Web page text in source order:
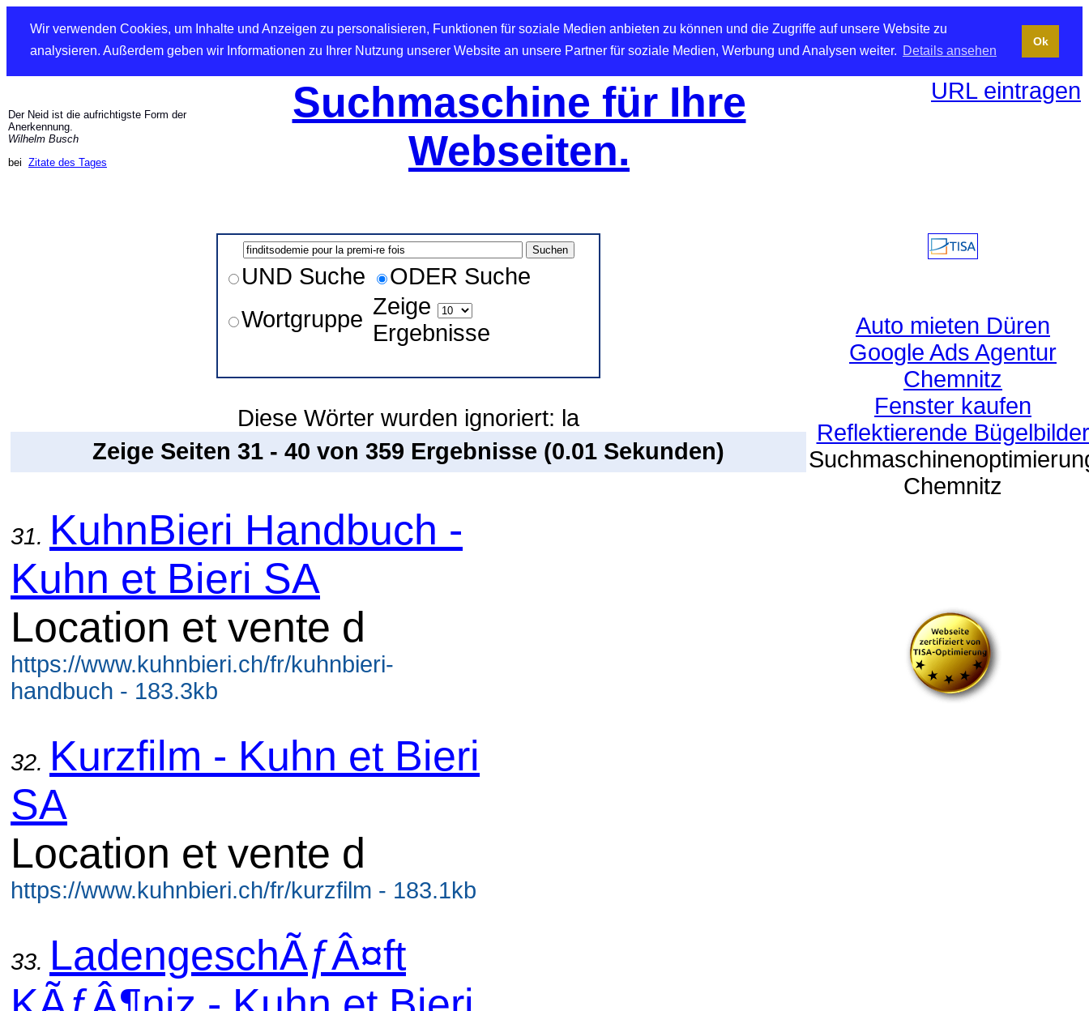
Wir verwenden Cookies, um Inhalte und Anzeigen zu personalisieren, Funktionen für soziale Medien anbieten zu können und die Zugriffe auf unsere Website zu
analysieren. Außerdem geben wir Informationen zu Ihrer Nutzung unserer Website an unsere Partner für soziale Medien, Werbung und Analysen weiter. Details ansehen
Ok
Der Neid ist die aufrichtigste Form der
Anerkennung.
Wilhelm Busch
bei Zitate des Tages
Suchmaschine für Ihre
Webseiten.
URL eintragen
UND Suche
ODER Suche
Wortgruppe Zeige
Ergebnisse
Diese Wörter wurden ignoriert: la
Zeige Seiten 31 - 40 von 359 Ergebnisse (0.01 Sekunden)
31. KuhnBieri Handbuch -
Kuhn et Bieri SA
Location et vente d
https://www.kuhnbieri.ch/fr/kuhnbieri-
handbuch - 183.3kb
32. Kurzfilm - Kuhn et Bieri
SA
Location et vente d
https://www.kuhnbieri.ch/fr/kurzfilm - 183.1kb
33. LadengeschÃƒÂ¤ft
Auto mieten Düren
Google Ads Agentur
Chemnitz
Fenster kaufen
Reflektierende Bügelbilder
Chemnitz